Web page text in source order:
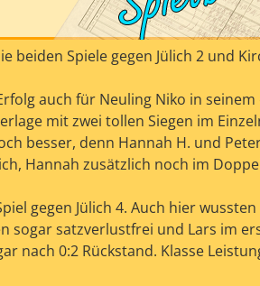
beiden Spiele gegen Jülich 2 und
auch für Neuling Niko in
mit zwei tollen Siegen im
besser, denn Hannah H. und
Hannah zusätzlich noch im
gegen Jülich 4. Auch hier wussten
sogar satzverlustfrei und Lars im
nach 0:2 Rückstand. Klasse